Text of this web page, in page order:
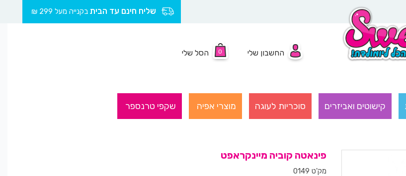
שליח חינם עד הבית בקנייה מעל 299 ₪
החשבון שלי 0 הסל שלי
קישוטים ואביזרים סוכריות לעוגה מוצרי אפיה שקפי טרנספר
פינאטה קוביה מיינקראפט
מק'ט 0149